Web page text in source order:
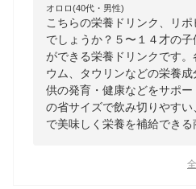
オロロ(40代・男性)
こちらの栄養ドリンク、リ
でしょうか？５〜１４才の
ができる栄養ドリンクです
ウム、タウリンなどの栄養
供の発育・健康などをサポ
の省サイズで飲み切りやす
で美味しく栄養を補給できる